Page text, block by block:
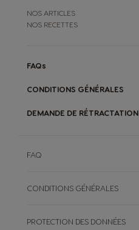
NOS ARTICLES
NOS RECETTES
FAQs
CONDITIONS GÉNÉRALES
DEMANDE DE RÉTRACTATION
FAQ
CONDITIONS GÉNÉRALES
PROTECTION DES DONNÉES